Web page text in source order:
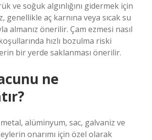
ve soğuk algınlığını gidermek için
genellikle aç karnına veya sıcak su
almanız önerilir. Çam ezmesi nasıl
hızlı bozulma riski
bir yerde saklanması önerilir.
ne
alüminyum, sac, galvaniz ve
onarımı için özel olarak